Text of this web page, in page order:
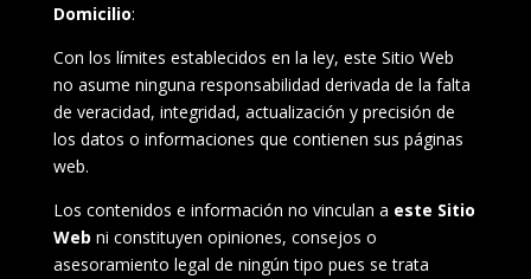
Domicilio:
Con los límites establecidos en la ley, este Sitio Web
no asume ninguna responsabilidad derivada de la falta
de veracidad, integridad, actualización y precisión de
los datos o informaciones que contienen sus páginas
web.
Los contenidos e información no vinculan a este Sitio
Web ni constituyen opiniones, consejos o
asesoramiento legal de ningún tipo pues se trata